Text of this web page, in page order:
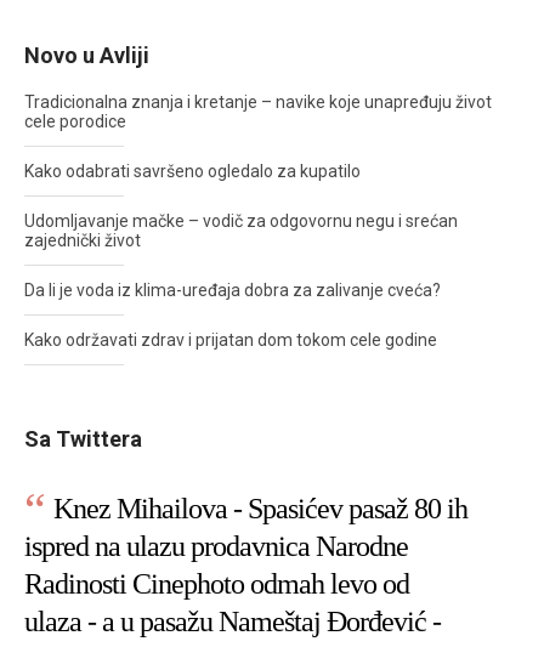
Novo u Avliji
Tradicionalna znanja i kretanje – navike koje unapređuju život
cele porodice
Kako odabrati savršeno ogledalo za kupatilo
Udomljavanje mačke – vodič za odgovornu negu i srećan
zajednički život
Da li je voda iz klima-uređaja dobra za zalivanje cveća?
Kako održavati zdrav i prijatan dom tokom cele godine
Sa Twittera
Knez Mihailova - Spasićev pasaž 80 ih
ispred na ulazu prodavnica Narodne
Radinosti Cinephoto odmah levo od
ulaza - a u pasažu Nameštaj Đorđević -